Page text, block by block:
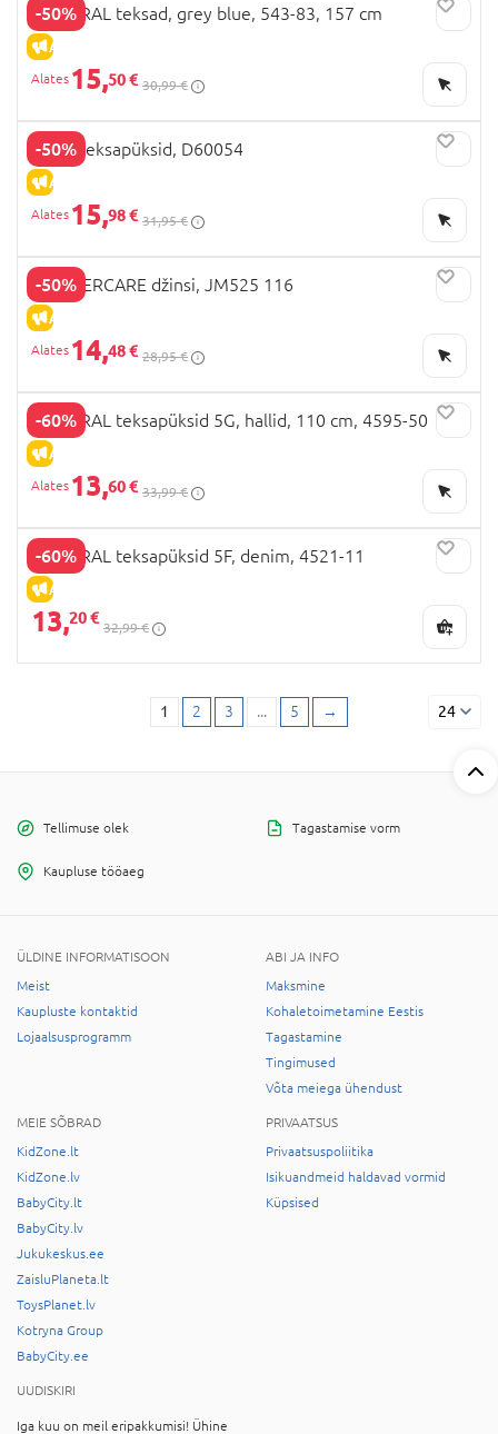
-50%
ALLAHINDLUS
MAYORAL teksad, grey blue, 543-83, 157 cm
15,50 € 30,99 €
-50%
ALLAHINDLUS
NEXT teksapüksid, D60054
15,98 € 31,95 €
-50%
ALLAHINDLUS
MOTHERCARE džinsi, JM525 116
14,48 € 28,95 €
-60%
ALLAHINDLUS
MAYORAL teksapüksid 5G, hallid, 110 cm, 4595-50
13,60 € 33,99 €
-60%
ALLAHINDLUS
MAYORAL teksapüksid 5F, denim, 4521-11
13,20 €
32,99 €
1 2 3 ... 5 → 24
Tellimuse olek Tagastamise vorm
Kaupluse tööaeg
ÜLDINE INFORMATISOON
Meist
Kaupluste kontaktid
Lojaalsusprogramm
ABI JA INFO
Maksmine
Kohaletoimetamine Eestis
Tagastamine
Tingimused
Võta meiega ühendust
MEIE SÕBRAD
KidZone.lt
KidZone.lv
BabyCity.lt
BabyCity.lv
Jukukeskus.ee
ZaisluPlaneta.lt
ToysPlanet.lv
Kotryna Group
BabyCity.ee
PRIVAATSUS
Privaatsuspoliitika
Isikuandmeid haldavad vormid
Küpsised
UUDISKIRI
Iga kuu on meil eripakkumisi! Ühine